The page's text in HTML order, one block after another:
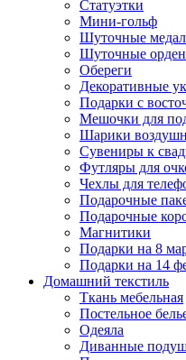
Статуэтки
Мини-гольф
Шуточные
Шуточные
Обереги
Декоративные
Подарки с
Мешочки для
Шарики
Сувениры к
Футляры для
Чехлы для
Подарочные
Подарочные
Магнитики
Подарки на 8
Подарки на 14
Домашний текстиль
Ткань мебельная
Постельное
Одеяла
Диванные